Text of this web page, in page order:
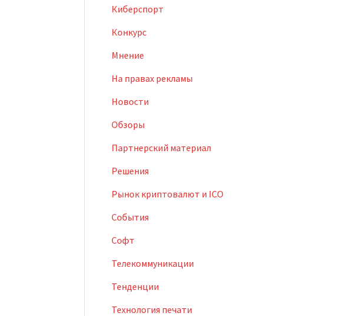
Киберспорт
Конкурс
Мнение
На правах рекламы
Новости
Обзоры
Партнерский материал
Решения
Рынок криптовалют и ICO
События
Софт
Телекоммуникации
Тенденции
Технология печати